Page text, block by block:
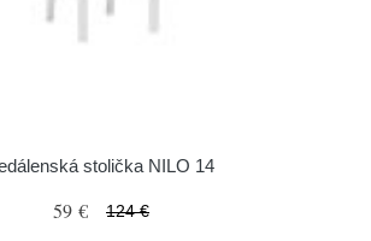
stolička NILO 14
59 € 124 €